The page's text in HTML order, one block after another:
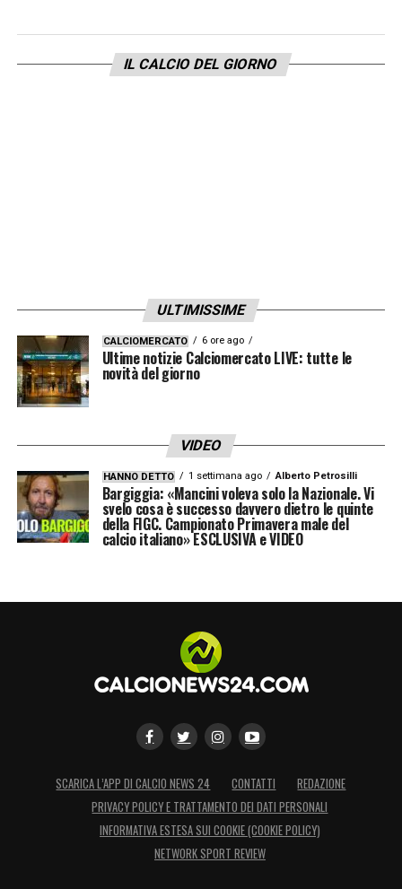
LA PLAYLIST DELLE NOSTRE TOP NEWS
IL CALCIO DEL GIORNO
ULTIMISSIME
CALCIOMERCATO 6 ore ago
Ultime notizie Calciomercato LIVE: tutte le
novità del giorno
VIDEO
HANNO DETTO 1 settimana ago Alberto Petrosilli
Bargiggia: «Mancini voleva solo la Nazionale. Vi
svelo cosa è successo davvero dietro le quinte
della FIGC. Campionato Primavera male del
calcio italiano» ESCLUSIVA e VIDEO
SCARICA L’APP DI CALCIO NEWS 24 CONTATTI
REDAZIONE
PRIVACY POLICY E TRATTAMENTO DEI DATI PERSONALI
INFORMATIVA ESTESA SUI COOKIE (COOKIE POLICY)
NETWORK SPORT REVIEW